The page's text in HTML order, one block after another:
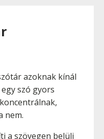
azoknak kínál
szó gyors
nem.
a szövegen belüli